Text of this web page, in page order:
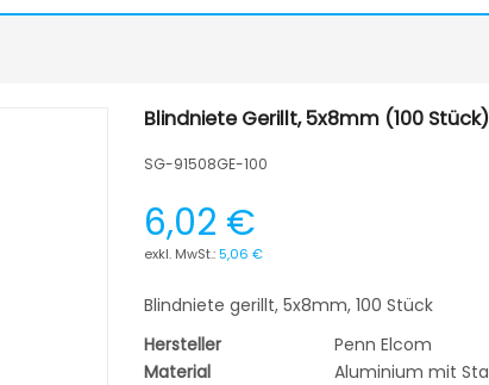
Blindniete Gerillt, 5x8mm (100 Stück)
SG-91508GE-100
6,02 €
5,06 €
Blindniete gerillt, 5x8mm, 100 Stück
Hersteller
Penn Elcom
Material
Aluminium mit